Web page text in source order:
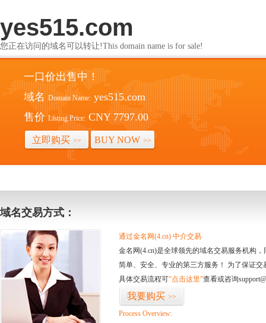
yes515.com
您正在访问的域名可以转让!This domain name is for sale!
一口价出售中！
域名 Domain Name: yes515.com
售价 Listing Price: CNY 7797.00
立即购买 >> BUY NOW >>
域名交易方式：
通过金名网(4.cn) 中介交易
金名网(4.cn)是全球领先的域名交易服务机构
简单、安全、专业的第三方服务！ 为了保证
具体交易流程可“点击这里”查看或咨询
我要购买 >>
Process Overview: